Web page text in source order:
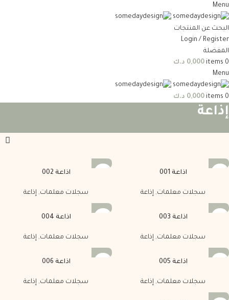
Menu
البحث عن المنتجات
Login / Register
المفضلة
0
items
0,000 د.ك
Menu
0
items
0,000 د.ك
إذاعة
اذاعة 001
سجلات معلمات, إذاعة
اذاعة 002
سجلات معلمات, إذاعة
اذاعة 003
سجلات معلمات, إذاعة
اذاعة 004
سجلات معلمات, إذاعة
اذاعة 005
سجلات معلمات, إذاعة
اذاعة 006
سجلات معلمات, إذاعة